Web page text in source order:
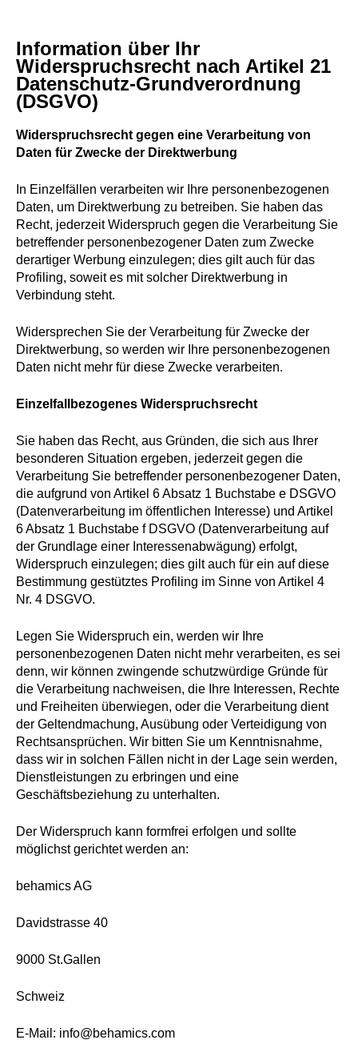
Information über Ihr
Widerspruchsrecht nach Artikel 21
Datenschutz-Grundverordnung
(DSGVO)
Widerspruchsrecht gegen eine Verarbeitung von
Daten für Zwecke der Direktwerbung
In Einzelfällen verarbeiten wir Ihre personenbezogenen
Daten, um Direktwerbung zu betreiben. Sie haben das
Recht, jederzeit Widerspruch gegen die Verarbeitung Sie
betreffender personenbezogener Daten zum Zwecke
derartiger Werbung einzulegen; dies gilt auch für das
Profiling, soweit es mit solcher Direktwerbung in
Verbindung steht.
Widersprechen Sie der Verarbeitung für Zwecke der
Direktwerbung, so werden wir Ihre personenbezogenen
Daten nicht mehr für diese Zwecke verarbeiten.
Einzelfallbezogenes Widerspruchsrecht
Sie haben das Recht, aus Gründen, die sich aus Ihrer
besonderen Situation ergeben, jederzeit gegen die
Verarbeitung Sie betreffender personenbezogener Daten,
die aufgrund von Artikel 6 Absatz 1 Buchstabe e DSGVO
(Datenverarbeitung im öffentlichen Interesse) und Artikel
6 Absatz 1 Buchstabe f DSGVO (Datenverarbeitung auf
der Grundlage einer Interessenabwägung) erfolgt,
Widerspruch einzulegen; dies gilt auch für ein auf diese
Bestimmung gestütztes Profiling im Sinne von Artikel 4
Nr. 4 DSGVO.
Legen Sie Widerspruch ein, werden wir Ihre
personenbezogenen Daten nicht mehr verarbeiten, es sei
denn, wir können zwingende schutzwürdige Gründe für
die Verarbeitung nachweisen, die Ihre Interessen, Rechte
und Freiheiten überwiegen, oder die Verarbeitung dient
der Geltendmachung, Ausübung oder Verteidigung von
Rechtsansprüchen. Wir bitten Sie um Kenntnisnahme,
dass wir in solchen Fällen nicht in der Lage sein werden,
Dienstleistungen zu erbringen und eine
Geschäftsbeziehung zu unterhalten.
Der Widerspruch kann formfrei erfolgen und sollte
möglichst gerichtet werden an:
behamics AG
Davidstrasse 40
9000 St.Gallen
Schweiz
E-Mail: info@behamics.com